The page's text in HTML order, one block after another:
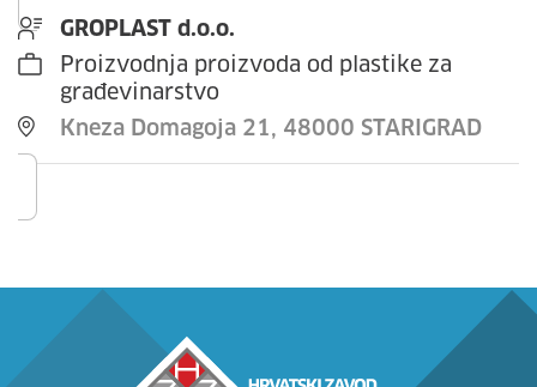
Kneza Domagoja 21, 48000 STARIGRAD
GROPLAST d.o.o.
Proizvodnja proizvoda od plastike za
građevinarstvo